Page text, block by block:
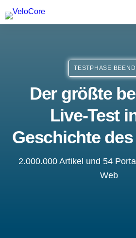
Partnerprogramm
TESTPHASE
Der größte
Live-Test
Geschichte
2.000.000 Artikel und 54
Web